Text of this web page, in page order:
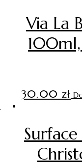
Via La
30.00 zł